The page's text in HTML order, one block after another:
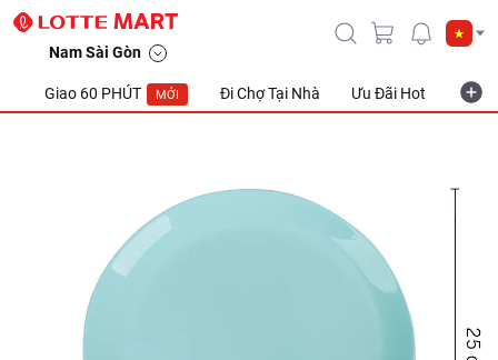
Nam Sài Gòn
Giao 60 PHÚT MỚI Đi Chợ Tại Nhà Ưu Đãi Hot